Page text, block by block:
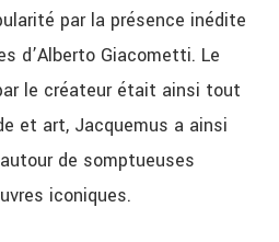
par la présence inédite
d’Alberto Giacometti. Le
le créateur était ainsi tout
et art, Jacquemus a ainsi
de somptueuses
iconiques.